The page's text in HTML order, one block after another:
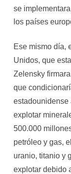
se
los países
Ese mismo día,
Unidos, que
Zelensky
que
estadounidense
explotar
500.000
petróleo y gas,
uranio, titanio y
explotar debido